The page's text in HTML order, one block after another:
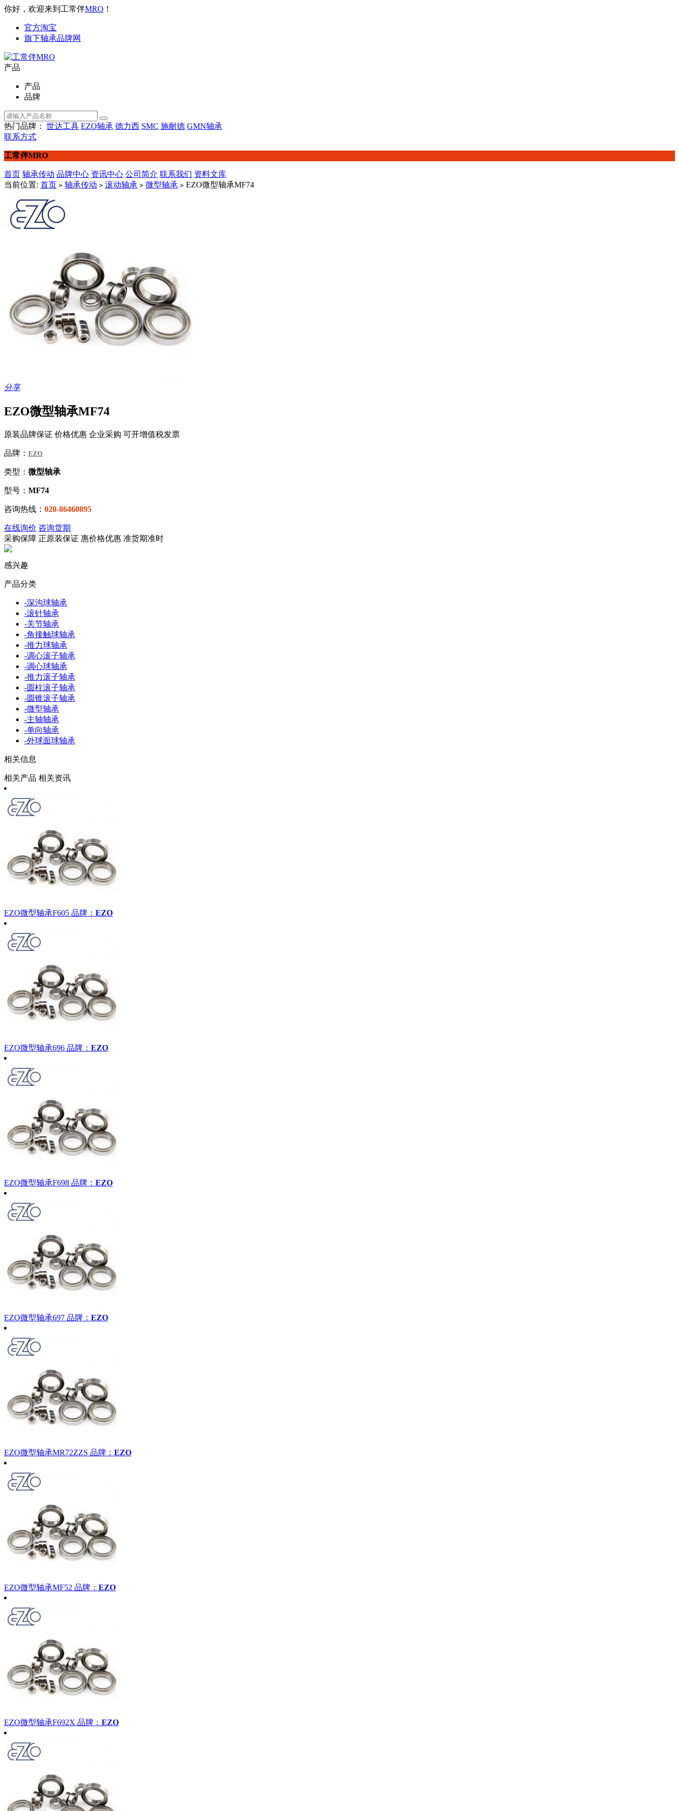
你好，欢迎来到工常伴MRO ！
官方淘宝
旗下轴承品牌网
产品
产品
品牌
热门品牌： 世达工具 EZO轴承 德力西 SMC 施耐德 GMN轴承
联系方式
工常伴MRO
首页 轴承传动 品牌中心 资讯中心 公司简介 联系我们 资料文库
当前位置: 首页 > 轴承传动 > 滚动轴承 > 微型轴承 > EZO微型轴承MF74
分享
EZO微型轴承MF74
原装品牌保证 价格优惠 企业采购 可开增值税发票
品牌： EZO
类型： 微型轴承
型号： MF74
咨询热线： 020-86460895
在线询价 咨询货期
采购保障 正原装保证 惠价格优惠 准货期准时
感兴趣
产品分类
-深沟球轴承
-滚针轴承
-关节轴承
-角接触球轴承
-推力球轴承
-调心滚子轴承
-调心球轴承
-推力滚子轴承
-圆柱滚子轴承
-圆锥滚子轴承
-微型轴承
-主轴轴承
-单向轴承
-外球面球轴承
相关信息
相关产品 相关资讯
EZO微型轴承F605 品牌： EZO
EZO微型轴承696 品牌： EZO
EZO微型轴承F698 品牌： EZO
EZO微型轴承697 品牌： EZO
EZO微型轴承MR72ZZS 品牌： EZO
EZO微型轴承MF52 品牌： EZO
EZO微型轴承F692X 品牌： EZO